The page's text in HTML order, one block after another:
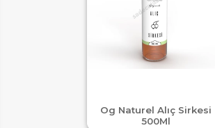
Og Naturel Alıç Sirkesi
500Ml